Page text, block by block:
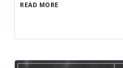
READ MORE